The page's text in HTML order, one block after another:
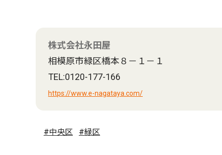
株式会社永田屋
相模原市緑区橋本８－１－１
TEL:0120-177-166
https://www.e-nagataya.com/
#中央区 #緑区